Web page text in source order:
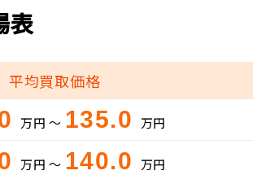
表
平均買取価格
万円 ～ 135.0 万円
万円 ～ 140.0 万円